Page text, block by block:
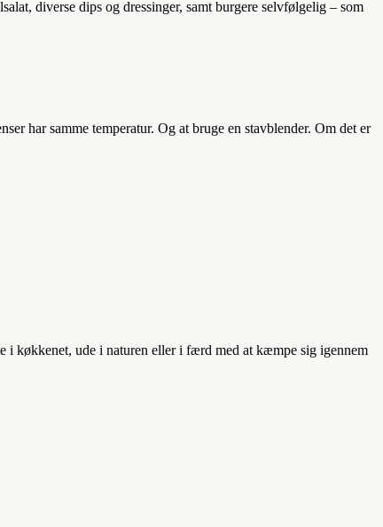
diverse dips og dressinger, samt burgere selvfølgelig – som
har samme temperatur. Og at bruge en stavblender. Om det er
i køkkenet, ude i naturen eller i færd med at kæmpe sig igennem